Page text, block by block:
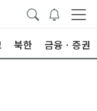
북한 금융ㆍ증권